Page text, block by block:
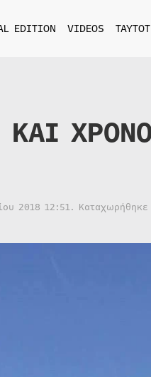
EDITION VIDEOS
ΚΑΙ
2018 12:51. Καταχωρήθηκε